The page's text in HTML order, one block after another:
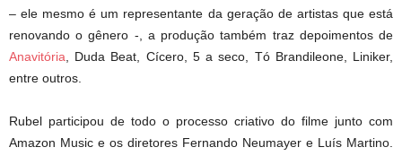
– ele mesmo é um representante da geração de artistas que está
renovando o gênero -, a produção também traz depoimentos de
Anavitória , Duda Beat, Cícero, 5 a seco, Tó Brandileone, Liniker,
entre outros.
Rubel participou de todo o processo criativo do filme junto com
Amazon Music e os diretores Fernando Neumayer e Luís Martino.